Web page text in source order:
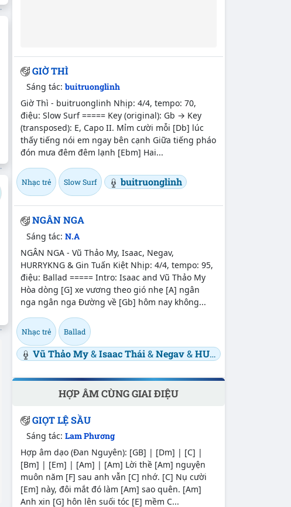
GIỜ THÌ
Sáng tác:buitruonglinh
Giờ Thì - buitruonglinh Nhịp: 4/4, tempo: 70,
điệu: Slow Surf ===== Key (original): Gb → Key
(transposed): E, Capo II. Mỉm cười mỗi [Db] lúc
thấy tiếng nói em ngay bên cạnh Giữa tiếng pháo
đón mưa đêm đêm lạnh [Ebm] Hai...
Nhạc trẻ Slow Surf buitruonglinh
NGÂN NGA
Sáng tác:N.A
NGÂN NGA - Vũ Thảo My, Isaac, Negav,
HURRYKNG & Gin Tuấn Kiệt Nhịp: 4/4, tempo: 95,
điệu: Ballad ===== Intro: Isaac and Vũ Thảo My
Hòa dòng [G] xe vương theo gió nhẹ [A] ngân
nga ngân nga Đường về [Gb] hôm nay không...
Nhạc trẻ Ballad
Vũ Thảo My&Isaac Thái&Negav&HURRYKNG
HỢP ÂM CÙNG GIAI ĐIỆU
GIỌT LỆ SẦU
Sáng tác:Lam Phương
Hợp âm dạo (Đan Nguyên): [GB] | [Dm] | [C] |
[Bm] | [Em] | [Am] | [Am] Lời thề [Am] nguyện
muôn năm [F] sau anh vẫn [C] nhớ. [C] Nụ cười
[Em] này, đôi mắt đó làm [Am] sao quên. [Am]
Anh xin [G] hôn lên suối tóc [E] mềm C...